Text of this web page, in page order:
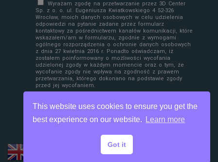
This website uses cookies to ensure you get the
best experience on our website.
Learn more
Got it
Wyrażam zgodę na przetwarzanie przez 3D Center
Sp. z o. o. ul. Eugeniusza Kwiatkowskiego 4 52-326
Wrocław, moich danych osobowych w celu udzielenia
odpowiedzi na pytanie zadane przez formularz
kontaktowy za pośrednictwem kanałów komunikacji, które
wskazałem/am w formularzu, zgodnie z wymogami
ogólnego rozporządzenia o ochronie danych osobowych
z dnia 27 kwietnia 2016 r. Ponadto oświadczam, iż
zostałem poinformowany o możliwości wycofania
udzielonej zgody w każdym momencie oraz o tym, że
wycofanie zgody nie wpływa na zgodność z prawem
przetwarzania, którego dokonano na podstawie zgody
przed jej wycofaniem.